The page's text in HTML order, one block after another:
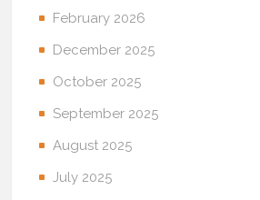
February 2026
December 2025
October 2025
September 2025
August 2025
July 2025